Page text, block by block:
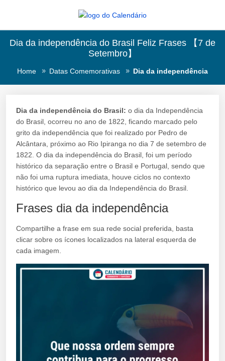
Dia da independência do Brasil Feliz Frases 【7 de
Setembro】
Home Datas Comemorativas Dia da independência
Dia da independência do Brasil: o dia da Independência
do Brasil, ocorreu no ano de 1822, ficando marcado pelo
grito da independência que foi realizado por Pedro de
Alcântara, próximo ao Rio Ipiranga no dia 7 de setembro de
1822. O dia da independência do Brasil, foi um período
histórico da separação entre o Brasil e Portugal, sendo que
não foi uma ruptura imediata, houve ciclos no contexto
histórico que levou ao dia da Independência do Brasil.
Frases dia da independência
Compartilhe a frase em sua rede social preferida, basta
clicar sobre os ícones localizados na lateral esquerda de
cada imagem.